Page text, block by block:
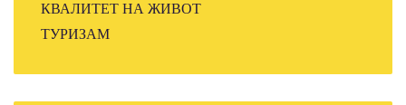
КВАЛИТЕТ НА ЖИВОТ
ТУРИЗАМ